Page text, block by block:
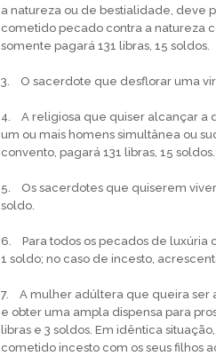
a natureza ou de bestialidade, deve
cometido pecado contra a natureza
somente pagará 131 libras, 15 soldos.
3. O sacerdote que desflorar uma
4. A religiosa que quiser alcançar a
um ou mais homens simultânea ou
convento, pagará 131 libras, 15 soldos.
5. Os sacerdotes que quiserem
soldo.
6. Para todos os pecados de luxúria
1 soldo; no caso de incesto,
7. A mulher adúltera que queira ser
e obter uma ampla dispensa para
libras e 3 soldos. Em idêntica
cometido incesto com os seus filhos